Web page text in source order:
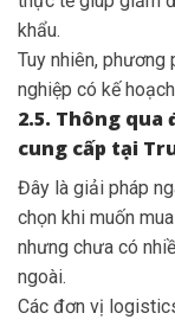
khẩu.
Tuy nhiên, phương
nghiệp có kế
2.5. Thông
cung cấp tại
Đây là giải pháp
chọn khi muốn
nhưng chưa có
ngoài.
Các đơn vị